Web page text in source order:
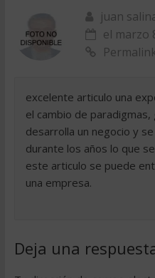
juan
el marzo
excelente articulo una
el cambio de
desarrolla un negocio y
durante los años lo que
este articulo se puede
una empresa.
Deja una